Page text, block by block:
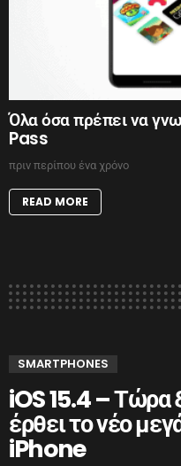
Όλα όσα πρέπει να
Pass
πριν περίπου ένα χρόνο
READ MORE
SMARTPHONES
iOS 15.4 – Τώρα
έρθει το νέο
iPhone